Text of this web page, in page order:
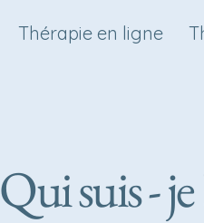
Thérapie en ligne
Qui suis - je